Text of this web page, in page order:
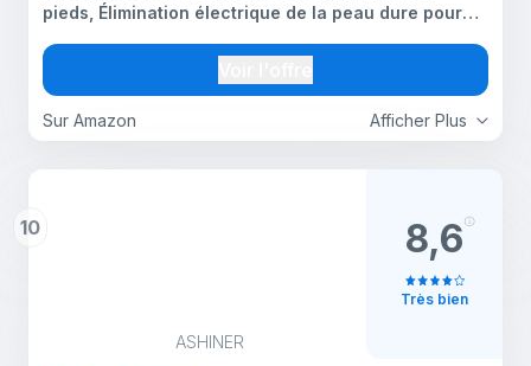
Afficher Plus
Sur Amazon
pieds, Élimination électrique de la peau dure pour
quelques minutes, Parfait pour le voyage, Pour
femmes
10
ASHINER
8,6
Très bien